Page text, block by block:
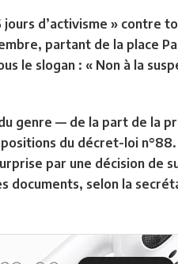
jours d’activisme » contre
partant de la place
le slogan : « Non à la
genre — de la part de la
du décret-loi n°88.
par une décision de
documents, selon la